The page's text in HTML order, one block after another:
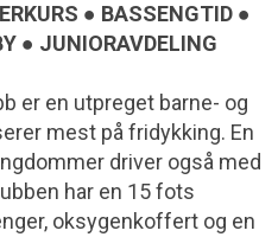
● BASSENGTID ●
● JUNIORAVDELING
er en utpreget barne- og
mest på fridykking. En
driver også med
har en 15 fots
oksygenkoffert og en